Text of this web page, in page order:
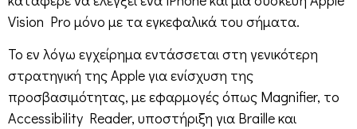
Vision Pro μόνο με τα εγκεφαλικά του σήματα.
Το εν λόγω εγχείρημα εντάσσεται στη γενικότερη
στρατηγική της Apple για ενίσχυση της
προσβασιμότητας, με εφαρμογές όπως Magnifier, το
Accessibility Reader, υποστήριξη για Braille και